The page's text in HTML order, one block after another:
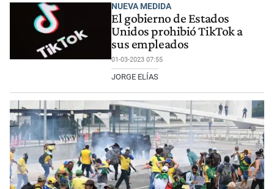
NUEVA MEDIDA
El gobierno de Estados
Unidos prohibió TikTok a
sus empleados
01-03-2023 07:55
JORGE ELÍAS